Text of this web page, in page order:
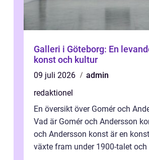
Galleri i Göteborg: En
konst och kultur
09 juli 2026
admin
redaktionel
En översikt över Gomér och
Vad är Gomér och Andersson
och Andersson konst är en
växte fram under 1900-talet